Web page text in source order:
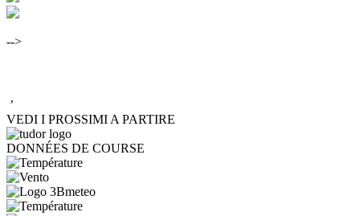
-->
’
VEDI I PROSSIMI A PARTIRE
DONNÉES DE COURSE